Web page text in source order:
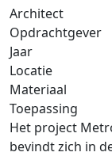
Architect
Opdrachtgever
Jaar
Locatie
Materiaal
Toepassing
Het project
bevindt zich in